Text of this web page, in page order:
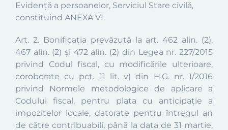
Evidenţă a persoanelor, Serviciul Stare civilă,
constituind ANEXA VI.
Art. 2.Bonificaţia prevăzută la art. 462 alin. (2),
467 alin. (2) şi 472 alin. (2) din Legea nr. 227/2015
privind Codul fiscal, cu modificările ulterioare,
coroborate cu pct. 11 lit. v) din H.G. nr. 1/2016
privind Normele metodologice de aplicare a
Codului fiscal, pentru plata cu anticipaţie a
impozitelor locale, datorate pentru întregul an
de către contribuabili, până la data de 31 martie,